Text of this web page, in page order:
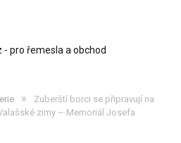
»
Zuberští borci se připravují na
zimy – Memoriál Josefa